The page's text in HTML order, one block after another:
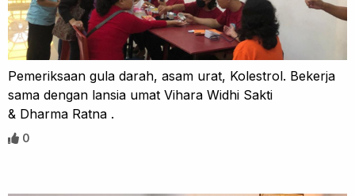
Pemeriksaan gula darah, asam urat, Kolestrol. Bekerja
sama dengan lansia umat Vihara Widhi Sakti
& Dharma Ratna .
0